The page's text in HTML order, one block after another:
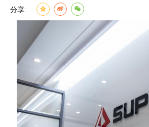
分享: